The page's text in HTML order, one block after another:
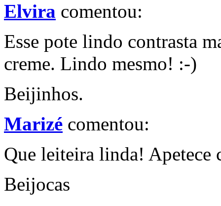
Elvira comentou:
Esse pote lindo contrasta
creme. Lindo mesmo! :-)
Beijinhos.
Marizé comentou:
Que leiteira linda! Apetece
Beijocas